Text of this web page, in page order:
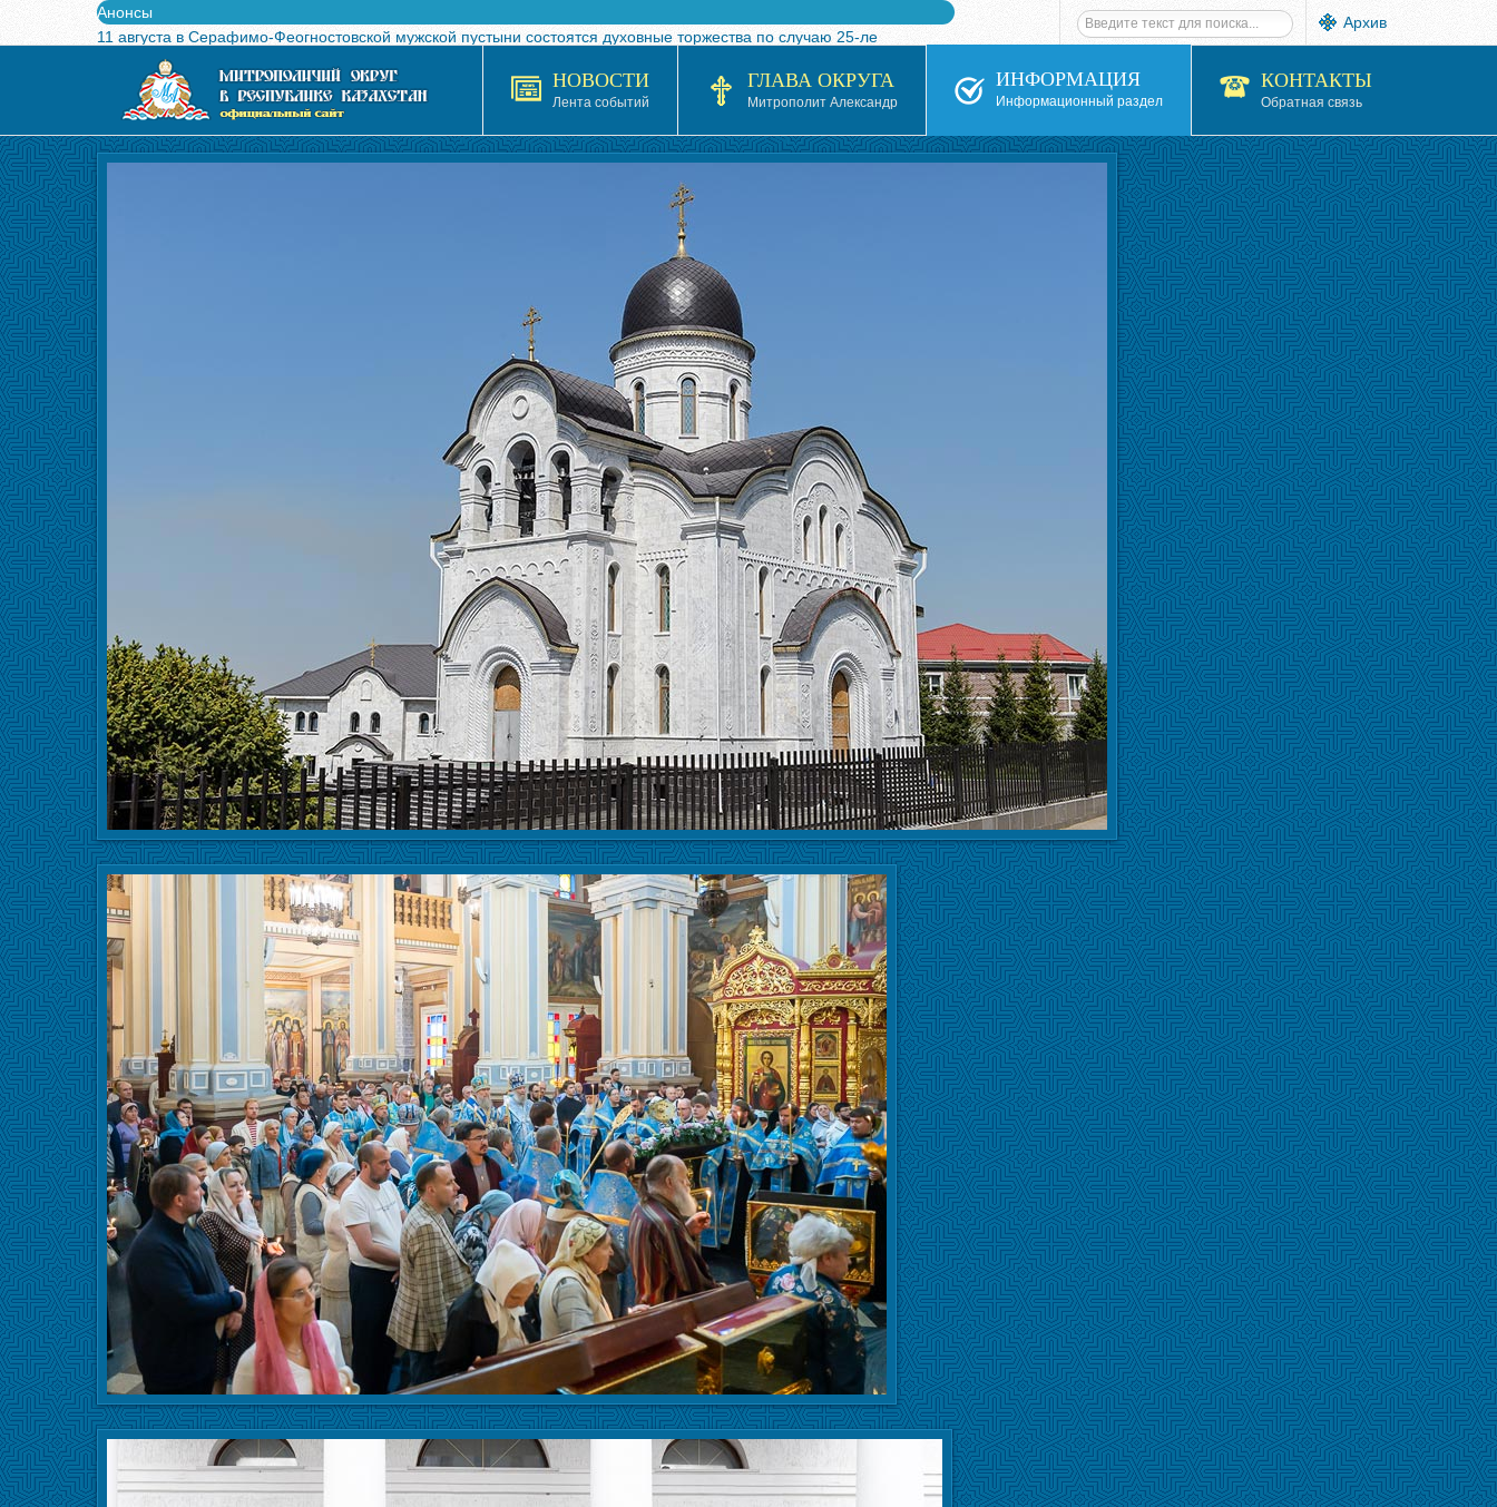
Анонсы
11 августа в Серафимо-Феогностовской мужской пустыни состоятся духовные торжества по случаю 25-ле
Выпущен в свет буклет о проведении Международного турнира по волейболу, посвященного 25-летию обр
Вышел в свет новый номер журнала «Свет Православия в Казахстане»
Вышла в свет монография «Управляющие Алма-Атинской епархией Русской Православной Церкви в 1927–19
Алма-Атинская духовная семинария объявляет прием документов на 2026-2027 учебный год
Архив
НОВОСТИ
Лента событий
ГЛАВА ОКРУГА
Митрополит Александр
ИНФОРМАЦИЯ
Информационный раздел
КОНТАКТЫ
Обратная связь